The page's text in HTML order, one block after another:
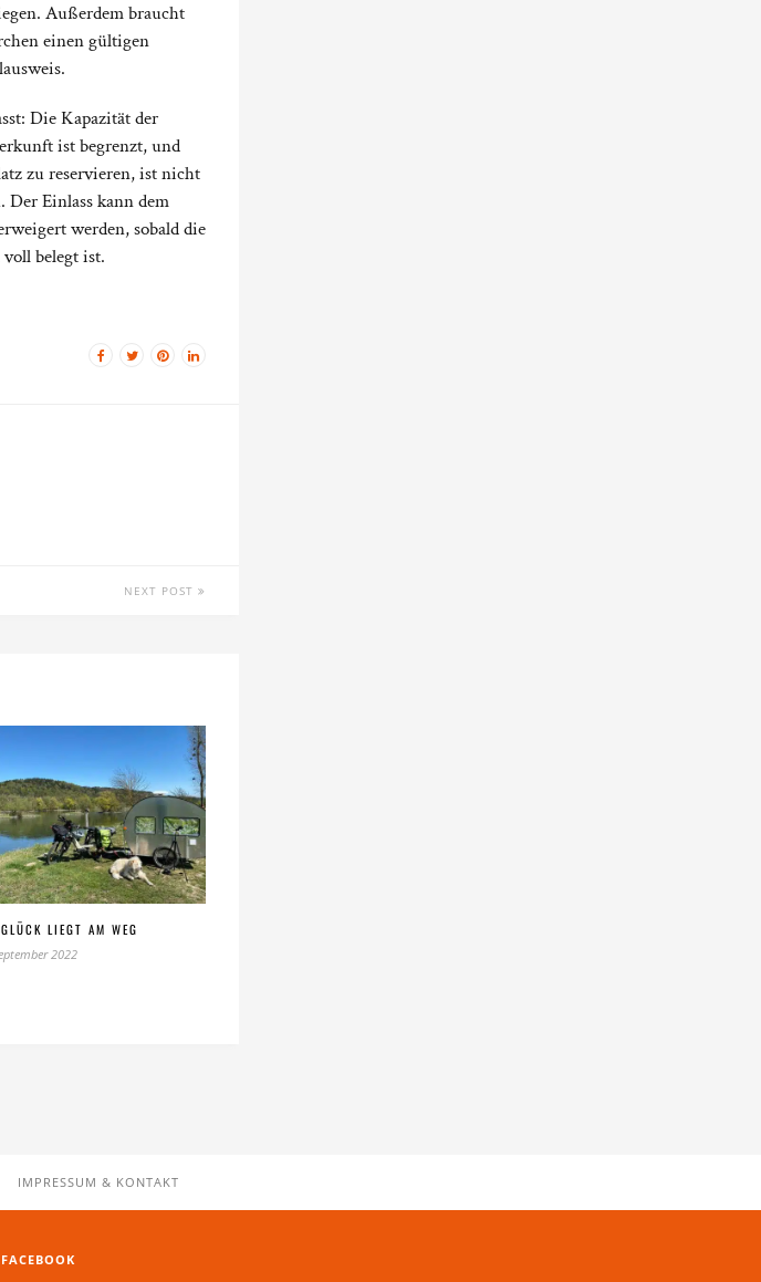
Außerdem braucht
einen gültigen
Die Kapazität der
ist begrenzt, und
zu reservieren, ist nicht
Der Einlass kann dem
werden, sobald die
belegt ist.
NEXT POST
LIEGT AM WEG
2022
IMPRESSUM & KONTAKT
FACEBOOK